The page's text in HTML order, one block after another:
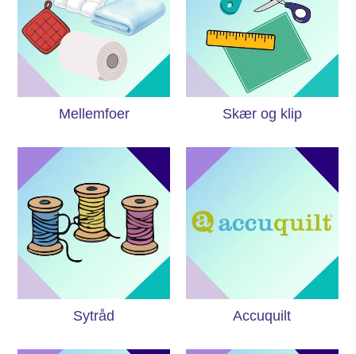
Mellemfoer Skær og klip
Sytråd Accuquilt